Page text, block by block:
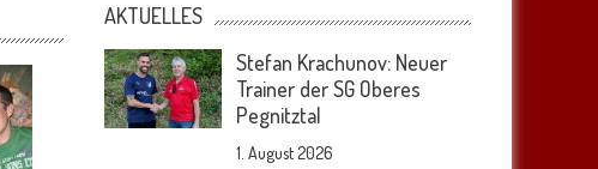
AKTUELLES
Stefan Krachunov: Neuer
Trainer der SG Oberes
Pegnitztal
1. August 2026